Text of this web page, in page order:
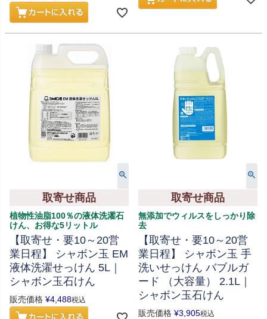
取寄せ商品
植物性油脂100％の液体洗濯石
けん、お得な5リットル
【取寄せ・要10～20営
業日程】 シャボン玉 EM
液体洗濯せっけん 5L｜
シャボン玉石けん
販売価格 ¥4,488税込
取寄せ商品
無添加でウィルスをしっかり除
去
【取寄せ・要10～20営
業日程】 シャボン玉 手
洗いせっけん バブルガ
ード （大容量） 2.1L｜
シャボン玉石けん
販売価格 ¥3,905税込